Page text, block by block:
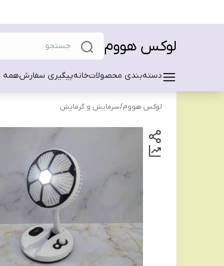
لوکس هووم
دسته‌بندی محصولاتخانهپیگیری سفارشهمه
لوکس هووم/سرمایش و گرمایش